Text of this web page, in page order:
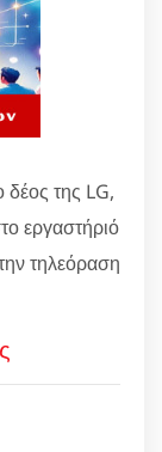
δέος της LG,
εργαστήριό
τηλεόραση